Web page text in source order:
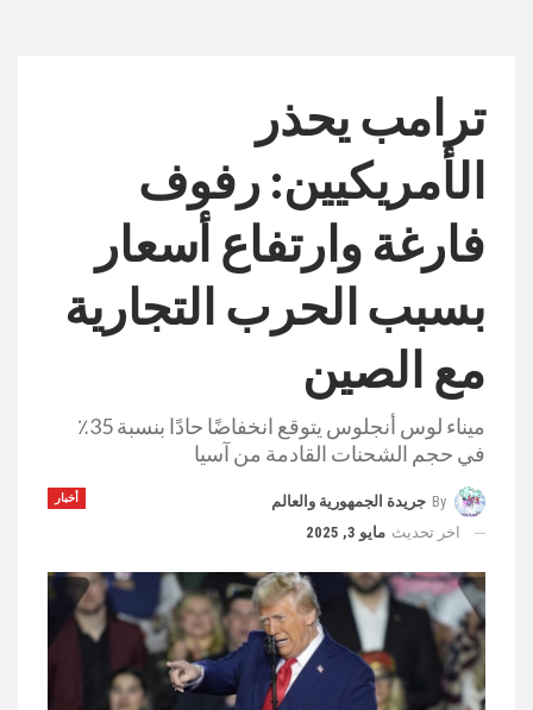
ترامب يحذر
الأمريكيين: رفوف
فارغة وارتفاع أسعار
بسبب الحرب التجارية
مع الصين
ميناء لوس أنجلوس يتوقع انخفاضًا حادًا بنسبة 35٪
في حجم الشحنات القادمة من آسيا
أخبار By جريدة الجمهورية والعالم
اخر تحديث مايو 3, 2025